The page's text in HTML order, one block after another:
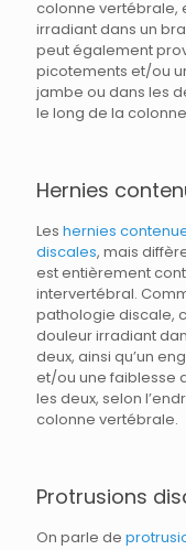
colonne vertébrale,
irradiant dans un
peut également
picotements et/ou
jambe ou dans les
le long de la
Hernies
Les hernies
discales, mais
est entièrement
intervertébral.
pathologie discale,
douleur irradiant
deux, ainsi qu’un
et/ou une faiblesse
les deux, selon
colonne vertébrale.
Protrusions
On parle de